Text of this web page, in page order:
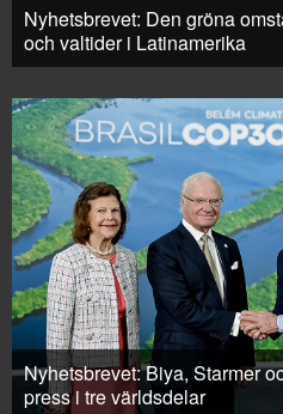
Nyhetsbrevet: Den gröna
och valtider i Latinamerika
Nyhetsbrevet: Biya, Starmer
press i tre världsdelar